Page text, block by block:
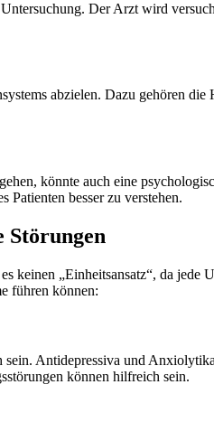
Der Arzt wird
abzielen. Dazu gehören
könnte auch eine
Patienten besser zu verstehen.
Störungen
keinen „Einheitsansatz“, da
führen können:
Antidepressiva und
können hilfreich sein.